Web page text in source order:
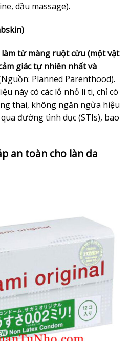
dầu massage).
làm từ màng ruột cừu (một vật
giác tự nhiên nhất và
Planned Parenthood).
này có các lỗ nhỏ li ti, chỉ có
thai, không ngăn ngừa hiệu
đường tình dục (STIs), bao
an toàn cho làn da